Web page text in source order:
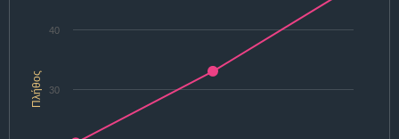
Πλήθος 30
40